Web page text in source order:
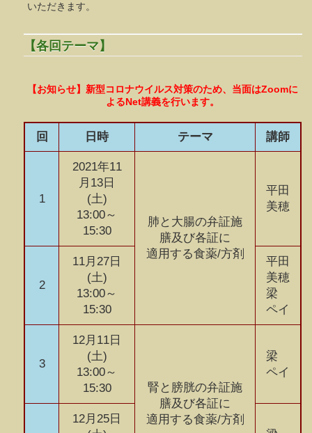
いただきます。
【各回テーマ】
【お知らせ】新型コロナウイルス対策のため、当面はZoomに
よるNet講義を行います。
回 日時 テーマ 講師
1
2021年11
月13日
(土)
13:00～
15:30
肺と大腸の弁証施
膳及び各証に
適用する食薬/方剤
平田
美穂
2
11月27日
(土)
13:00～
15:30
平田
美穂
梁
ペイ
3
12月11日
(土)
13:00～
15:30
腎と膀胱の弁証施
膳及び各証に
適用する食薬/方剤
梁
ペイ
12月25日